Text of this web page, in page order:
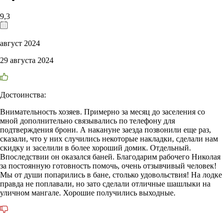
9,3
август 2024
29 августа 2024
Достоинства:
Внимательность хозяев. Примерно за месяц до заселения со
мной дополнительно связывались по телефону для
подтверждения брони. А накануне заезда позвонили еще раз,
сказали, что у них случились некоторые накладки, сделали нам
скидку и заселили в более хороший домик. Отдельный.
Впоследствии он оказался баней. Благодарим рабочего Николая
за постоянную готовность помочь, очень отзывчивый человек!
Мы от души попарились в бане, столько удовольствия! На лодке
правда не поплавали, но зато сделали отличные шашлыки на
уличном мангале. Хорошие получились выходные.